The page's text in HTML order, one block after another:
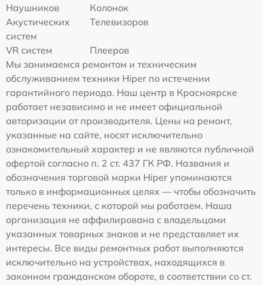
Наушников
Колонок
Акустических
систем
Телевизоров
VR систем
Плееров
Мы занимаемся ремонтом и техническим
обслуживанием техники Hiper по истечении
гарантийного периода. Наш центр в Красноярске
работает независимо и не имеет официальной
авторизации от производителя. Цены на ремонт,
указанные на сайте, носят исключительно
ознакомительный характер и не являются публичной
офертой согласно п. 2 ст. 437 ГК РФ. Названия и
обозначения торговой марки Hiper упоминаются
только в информационных целях — чтобы обозначить
перечень техники, с которой мы работаем. Наша
организация не аффилирована с владельцами
указанных товарных знаков и не представляет их
интересы. Все виды ремонтных работ выполняются
исключительно на устройствах, находящихся в
законном гражданском обороте, в соответствии со ст.